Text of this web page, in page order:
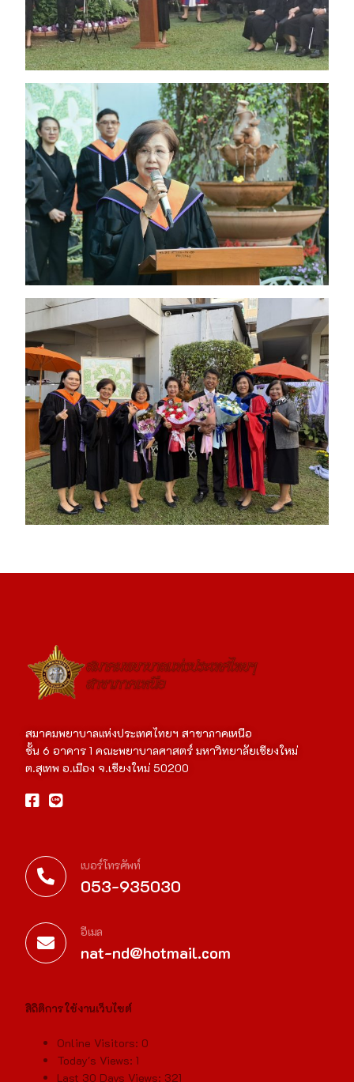
สมาคมพยาบาลแห่งประเทศไทยฯ สาขาภาคเหนือ
ชั้น 6 อาคาร 1 คณะพยาบาลศาสตร์ มหาวิทยาลัยเชียงใหม่
ต.สุเทพ อ.เมือง จ.เชียงใหม่ 50200
เบอร์โทรศัพท์
053-935030
อีเมล
nat-nd@hotmail.com
สิถิติการใช้งานเว็บไซต์
Online Visitors: 0
Today's Views:1
Last 30 Days Views: 321